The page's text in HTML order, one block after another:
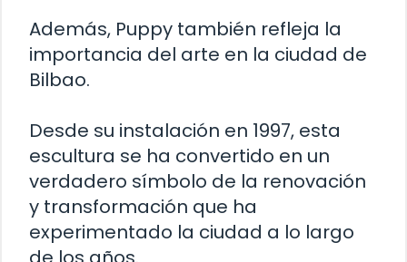
Además, Puppy también refleja la
importancia del arte en la ciudad de
Bilbao.
Desde su instalación en 1997, esta
escultura se ha convertido en un
verdadero símbolo de la renovación
y transformación que ha
experimentado la ciudad a lo largo